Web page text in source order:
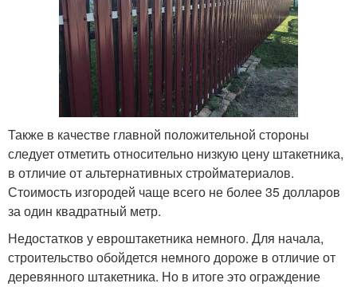
Также в качестве главной положительной стороны
следует отметить относительно низкую цену штакетника,
в отличие от альтернативных стройматериалов.
Стоимость изгородей чаще всего не более 35 долларов
за один квадратный метр.
Недостатков у евроштакетника немного. Для начала,
строительство обойдется немного дороже в отличие от
деревянного штакетника. Но в итоге это ограждение